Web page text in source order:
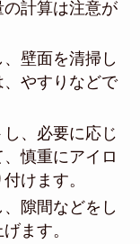
計算は注意が
壁面を清掃し
やすりなどで
、必要に応じ
慎重にアイロ
けます。
隙間などをし
ます。